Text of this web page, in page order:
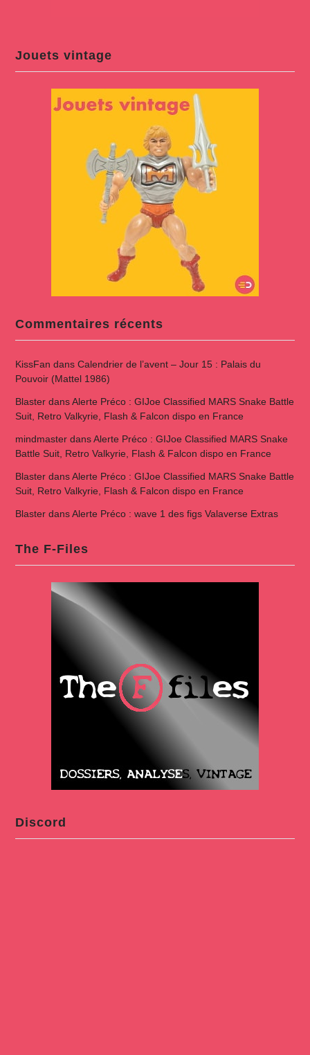
Jouets vintage
Commentaires récents
KissFan dans Calendrier de l’avent – Jour 15 : Palais du
Pouvoir (Mattel 1986)
BlasterdansAlerte Préco : GIJoe Classified MARS Snake Battle
Suit, Retro Valkyrie, Flash & Falcon dispo en France
mindmasterdansAlerte Préco : GIJoe Classified MARS Snake
Battle Suit, Retro Valkyrie, Flash & Falcon dispo en France
BlasterdansAlerte Préco : GIJoe Classified MARS Snake Battle
Suit, Retro Valkyrie, Flash & Falcon dispo en France
BlasterdansAlerte Préco : wave 1 des figs Valaverse Extras
The F-Files
Discord